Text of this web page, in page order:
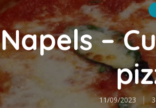
Napels –
11/09/2023